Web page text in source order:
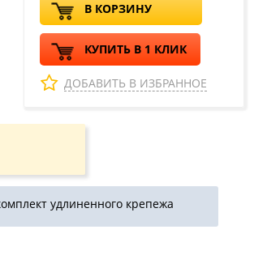
В КОРЗИНУ
КУПИТЬ В 1 КЛИК
ДОБАВИТЬ В ИЗБРАННОЕ
удлиненного крепежа